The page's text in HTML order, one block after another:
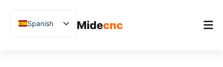
Midecnc
Spanish
English